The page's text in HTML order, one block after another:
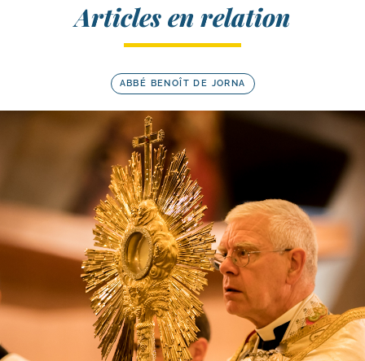
Articles en relation
ABBÉ BENOÎT DE JORNA